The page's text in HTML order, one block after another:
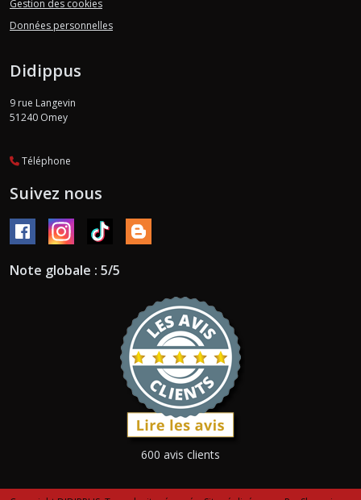
Gestion des cookies
Données personnelles
Didippus
9 rue Langevin
51240 Omey
Téléphone
Suivez nous
Note globale : 5/5
600 avis clients